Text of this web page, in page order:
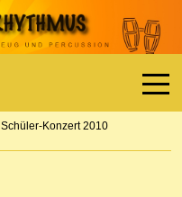
Off-
Schüler-Konzert 2010